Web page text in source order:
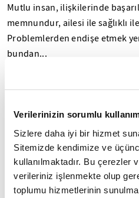
Verilerinizin sorumlu
Sizlere daha iyi bir hizmet
Sitemizde kendimize ve
kullanılmaktadır. Bu çerezler
verileriniz işlenmekte olup
toplumu hizmetlerinin
Mutlu insan, ilişkilerinde
memnundur, ailesi ile sağlıklı
Problemlerden endişe etmek
bundan...
Dürüst ve doğru olmak,
yükümlülükken, maalesef
haline gelmiştir. Çünkü
Prof. Dr. Sefa Saygılı 12 Ocak